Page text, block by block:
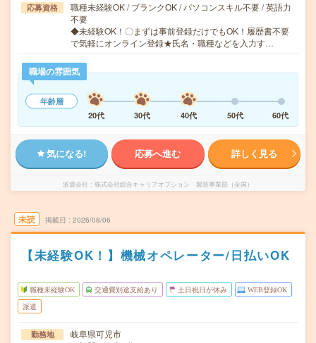
応募資格
職種未経験OK / ブランクOK / パソコンスキル不要 / 英語力
不要
◆未経験OK！〇まずは事前登録だけでもOK！履歴書不要
で気軽にオンライン登録★氏名・職種などを入力す…
職場の雰囲気
年齢層
20代
30代 40代 50代 60代
気になる! 応募へ進む 詳しく見る
派遣会社 株式会社綜合キャリアオプション 製造事業部（全国）
未読 掲載日 2026/08/06
【未経験OK！】機械オペレーター/日払いOK
職種未経験OK 交通費別途支給あり 土日祝日が休み WEB登録OK
派遣
勤務地
岐阜県可児市